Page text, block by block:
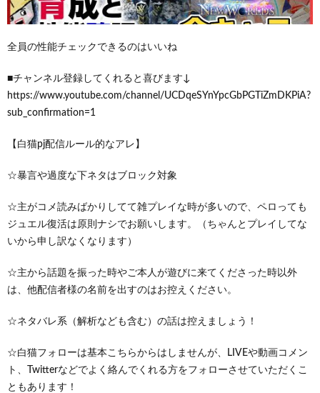
全員の性能チェックできるのはいいね
■チャンネル登録してくれると喜びます↓
https://www.youtube.com/channel/UCDqeSYnYpcGbPGTiZmDKPiA?
sub_confirmation=1
【白猫pj配信ルール的なアレ】
☆暴言や過度な下ネタはブロック対象
☆主がコメ読みばかりしてて雑プレイな時が多いので、ペロっても
ジュエル復活は原則ナシでお願いします。（ちゃんとプレイしてな
いから申し訳なくなります）
☆主から話題を振った時やご本人が遊びに来てくださった時以外
は、他配信者様の名前を出すのはお控えください。
☆ネタバレ系（解析なども含む）の話は控えましょう！
☆白猫フォローは基本こちらからはしませんが、LIVEや動画コメン
ト、Twitterなどでよく絡んでくれる方をフォローさせていただくこ
ともあります！